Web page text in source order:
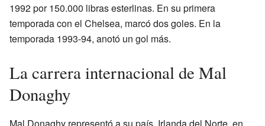
1992 por 150.000 libras esterlinas. En su primera
temporada con el Chelsea, marcó dos goles. En la
temporada 1993-94, anotó un gol más.
La carrera internacional de Mal
Donaghy
Mal Donaghy representó a su país, Irlanda del Norte, en